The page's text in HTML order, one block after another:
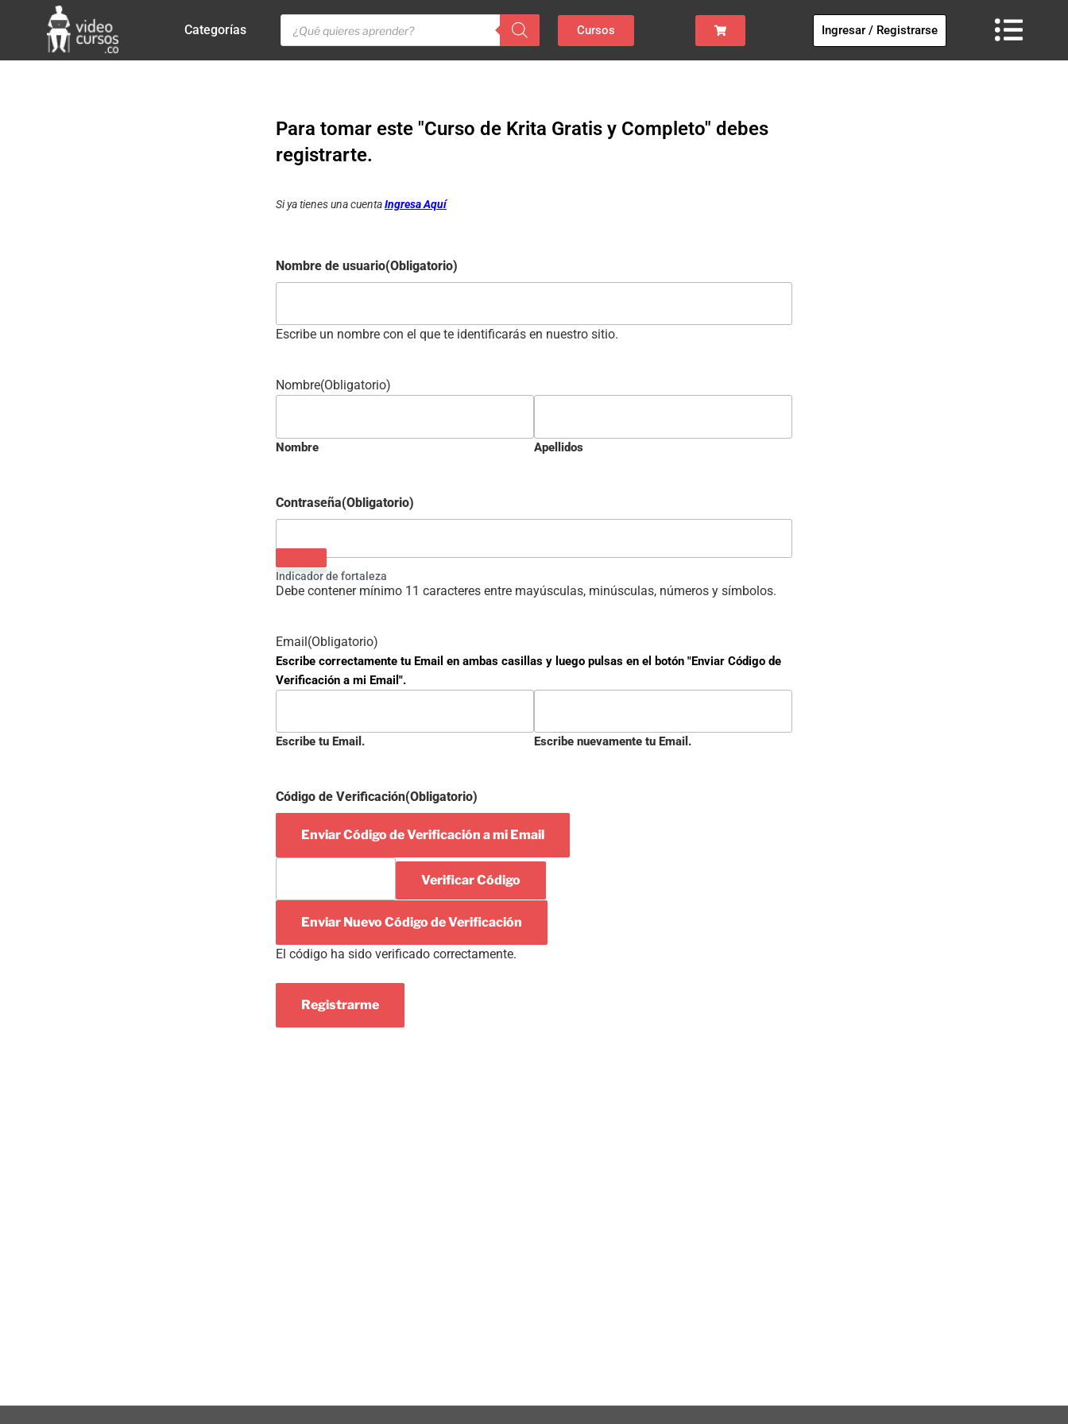
Categorías Cursos Ingresar / Registrarse
Para tomar este "Curso de Krita Gratis y Completo" debes
registrarte.
Si ya tienes una cuentaIngresa Aquí
Nombre de usuario(Obligatorio)
Escribe un nombre con el que te identificarás en nuestro sitio.
Nombre(Obligatorio)
Nombre Apellidos
Contraseña(Obligatorio)
Indicador de fortaleza
Debe contener mínimo 11 caracteres entre mayúsculas, minúsculas, números y símbolos.
Email(Obligatorio)
Escribe correctamente tu Email en ambas casillas y luego pulsas en el botón "Enviar Código de
Verificación a mi Email".
Escribe tu Email. Escribe nuevamente tu Email.
Código de Verificación(Obligatorio)
Enviar Código de Verificación a mi Email
Verificar Código
Enviar Nuevo Código de Verificación
El código ha sido verificado correctamente.
Registrarme